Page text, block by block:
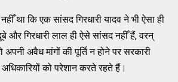
था कि एक सांसद गिरधारी यादव ने भी ऐसा ही
गिरधारी लाल ही ऐसे सांसद नहीँ हैं, वरन्
अवैध मांगों की पूर्ति न होने पर सरकारी
को परेशान करते रहते हैं।